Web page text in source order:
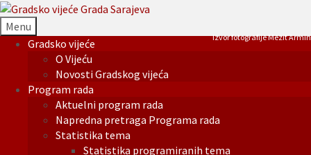
Menu
Gradsko vijeće
O Vijeću
Novosti Gradskog vijeća
Program rada
Aktuelni program rada
Napredna pretraga Programa rada
Statistika tema
Statistika programiranih tema
Izvor fotografije Mezit Armin